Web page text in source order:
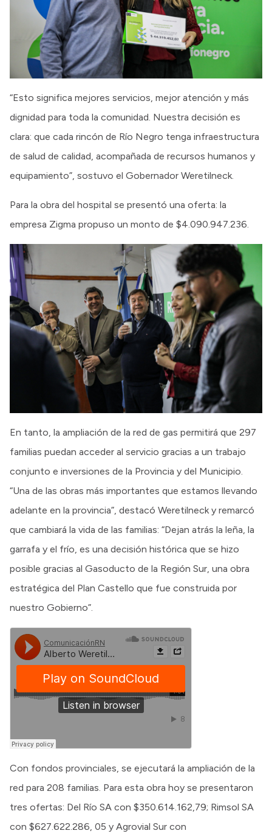
“Esto significa mejores servicios, mejor atención y más
dignidad para toda la comunidad. Nuestra decisión es
clara: que cada rincón de Río Negro tenga infraestructura
de salud de calidad, acompañada de recursos humanos y
equipamiento”, sostuvo el Gobernador Weretilneck.
Para la obra del hospital se presentó una oferta: la
empresa Zigma propuso un monto de $4.090.947.236.
En tanto, la ampliación de la red de gas permitirá que 297
familias puedan acceder al servicio gracias a un trabajo
conjunto e inversiones de la Provincia y del Municipio.
“Una de las obras más importantes que estamos llevando
adelante en la provincia”, destacó Weretilneck y remarcó
que cambiará la vida de las familias: “Dejan atrás la leña, la
garrafa y el frío, es una decisión histórica que se hizo
posible gracias al Gasoducto de la Región Sur, una obra
estratégica del Plan Castello que fue construida por
nuestro Gobierno”.
Con fondos provinciales, se ejecutará la ampliación de la
red para 208 familias. Para esta obra hoy se presentaron
tres ofertas: Del Río SA con $350.614.162,79; Rimsol SA
con $627.622.286, 05 y Agrovial Sur con